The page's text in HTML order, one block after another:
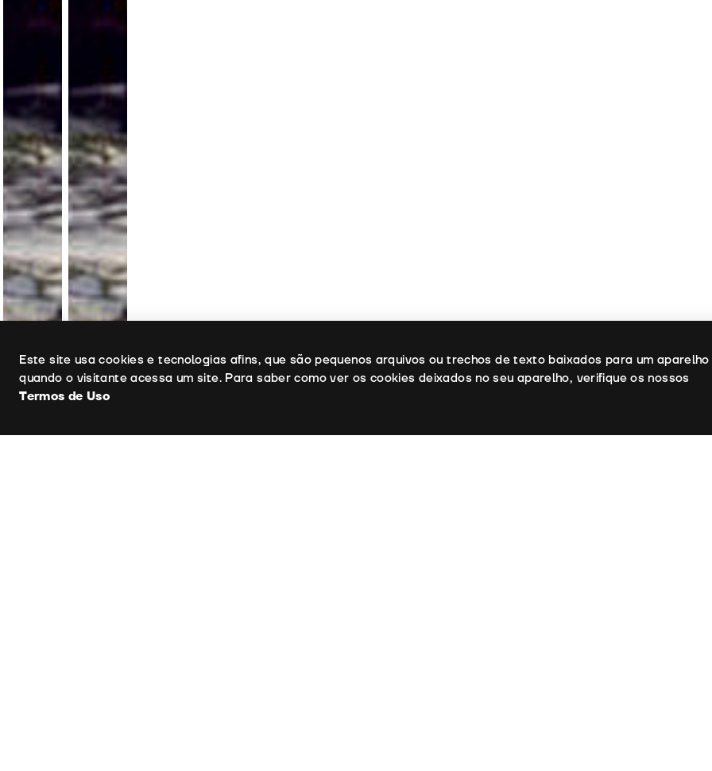
Uso de cookies
Este site usa cookies e tecnologias afins, que são pequenos arquivos ou trechos de texto baixados para um aparelho
quando o visitante acessa um site. Para saber como ver os cookies deixados no seu aparelho, verifique os nossos
Termos de Uso